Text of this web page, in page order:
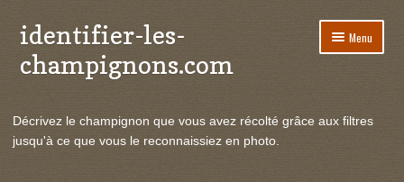
Aller
à
la
Aller
au
contenu
identifier-les-
champignons.com
Menu
le
Actualités
Décrivez le champignon que vous avez récolté grâce aux filtres
jusqu'à ce que vous le reconnaissiez en photo.